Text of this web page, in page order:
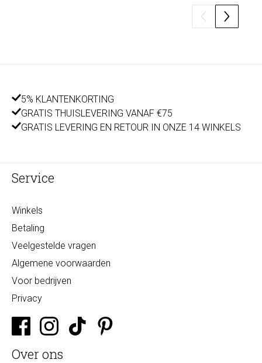
5% KLANTENKORTING
GRATIS THUISLEVERING VANAF €75
GRATIS LEVERING EN RETOUR IN ONZE 14 WINKELS
Service
Winkels
Betaling
Veelgestelde vragen
Algemene voorwaarden
Voor bedrijven
Privacy
Over ons